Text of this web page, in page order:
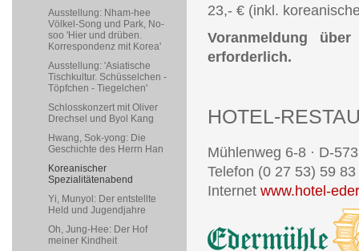
23,- € (inkl.
Voranmeldung
erforderlich.
HOTEL-
Mühlenweg 6-8 · D-
Telefon (0 27 53) 59
Internet www.hotel-
Ausstellung: Nham-hee
Völkel-Song und Park, No-
soo 'Hier und drüben.
Korrespondenz mit Korea'
Ausstellung: 'Asiatische
Tischkultur. Schüsselchen -
Töpfchen - Tiegelchen'
Schlosskonzert mit Oliver
Drechsel und Byol Kang
Hwang, Sok-yong: Die
Geschichte des Herrn Han
Koreanischer
Spezialitätenabend
Yi, Munyol: Der entstellte
Held und Jugendjahre
Oh, Jung-Hee: Der Hof
meiner Kindheit